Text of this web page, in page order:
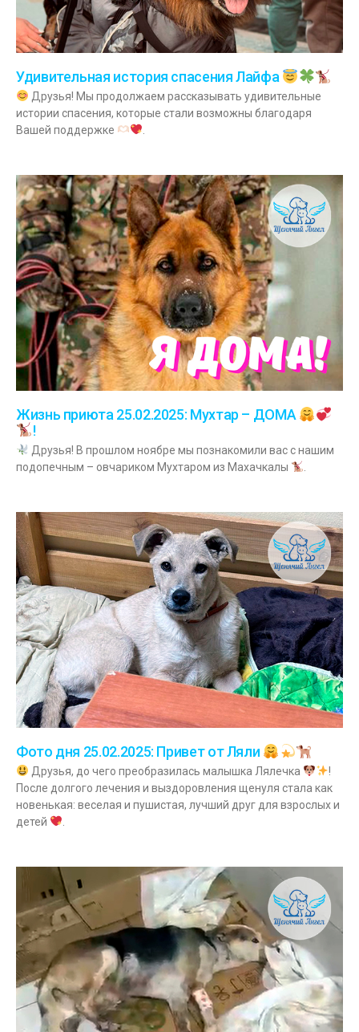
Удивительная история спасения Лайфа
Друзья! Мы продолжаем рассказывать удивительные
истории спасения, которые стали возможны благодаря
Вашей поддержке
Жизнь приюта 25.02.2025: Мухтар – ДОМА
!
Друзья! В прошлом ноябре мы познакомили вас с нашим
подопечным – овчариком Мухтаром из Махачкалы
Фото дня 25.02.2025: Привет от Ляли
Друзья, до чего преобразилась малышка Лялечка
!
После долгого лечения и выздоровления щенуля стала как
новенькая: веселая и пушистая, лучший друг для взрослых и
детей